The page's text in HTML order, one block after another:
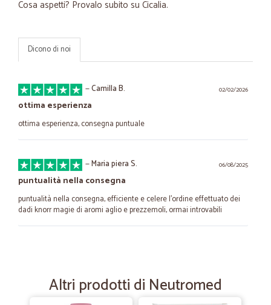
Cosa aspetti? Provalo subito su Cicalia.
Dicono di noi
02/02/2026
—Camilla B.
ottima esperienza
ottima esperienza, consegna puntuale
06/08/2025
—Maria piera S.
puntualità nella consegna
puntualità nella consegna, efficiente e celere l'ordine effettuato dei
dadi knorr magie di aromi aglio e prezzemoli, ormai introvabili
Prodotto veramente ottimo è quello che cercavo da tempo, ho
provato e non me ne separo più bravi!!
Altri prodotti di Neutromed